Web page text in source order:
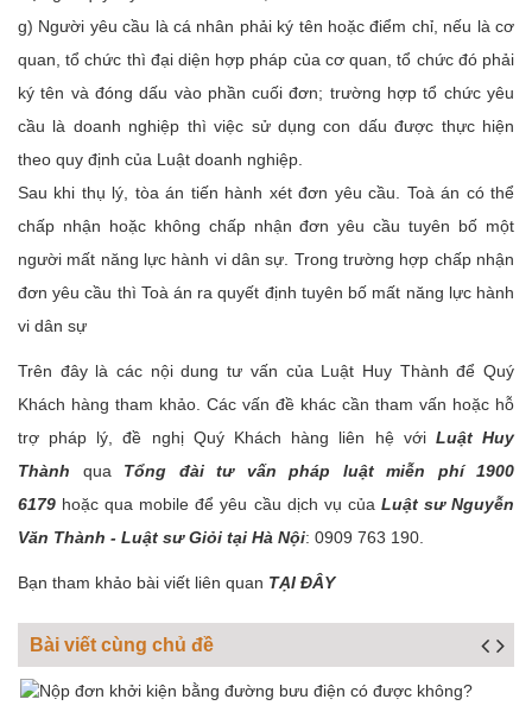
g) Người yêu cầu là cá nhân phải ký tên hoặc điểm chỉ, nếu là cơ
quan, tổ chức thì đại diện hợp pháp của cơ quan, tổ chức đó phải
ký tên và đóng dấu vào phần cuối đơn; trường hợp tổ chức yêu
cầu là doanh nghiệp thì việc sử dụng con dấu được thực hiện
theo quy định của Luật doanh nghiệp.
Sau khi thụ lý, tòa án tiến hành xét đơn yêu cầu. Toà án có thể
chấp nhận hoặc không chấp nhận đơn yêu cầu tuyên bố một
người mất năng lực hành vi dân sự. Trong trường hợp chấp nhận
đơn yêu cầu thì Toà án ra quyết định tuyên bố mất năng lực hành
vi dân sự
Trên đây là các nội dung tư vấn của Luật Huy Thành để Quý
Khách hàng tham khảo. Các vấn đề khác cần tham vấn hoặc hỗ
trợ pháp lý, đề nghị Quý Khách hàng liên hệ với Luật Huy
Thành qua Tổng đài tư vấn pháp luật miễn phí 1900
6179 hoặc qua mobile để yêu cầu dịch vụ của Luật sư Nguyễn
Văn Thành - Luật sư Giỏi tại Hà Nội: 0909 763 190.
Bạn tham khảo bài viết liên quan TẠI ĐÂY
Bài viết cùng chủ đề